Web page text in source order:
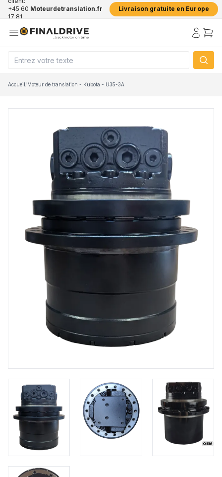
+45 60
17 81
Moteurdetranslation.fr Livraison gratuite en Europe
Accueil/Moteur de translation - Kubota - U35-3A